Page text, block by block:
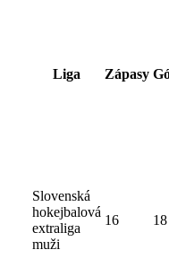
Liga Zápasy
Slovenská
hokejbalová
extraliga
muži
16 18